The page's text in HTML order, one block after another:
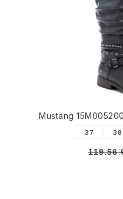
Mustang
37 38
119.56